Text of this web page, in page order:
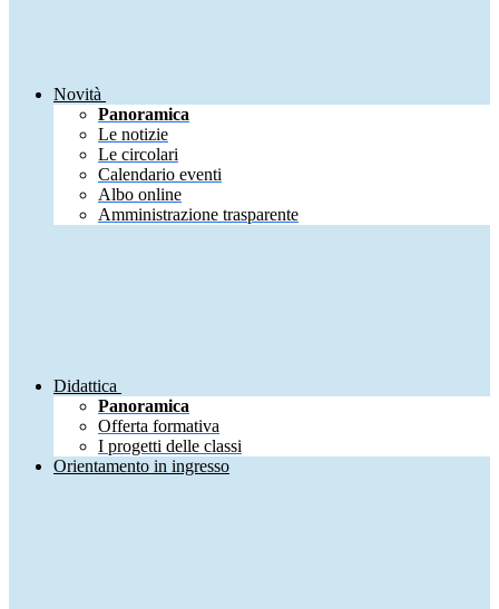
Novità
Panoramica
Le notizie
Le circolari
Calendario eventi
Albo online
Amministrazione trasparente
Didattica
Panoramica
Offerta formativa
I progetti delle classi
Orientamento in ingresso